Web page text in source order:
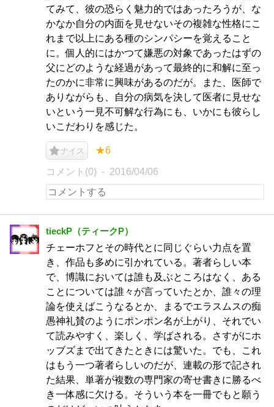
てみて、彼の恐らく魅力的ではあったろうが、な
かなか自分の内面を見せないその複雑な性格にこ
れまで以上にある種のシンパシーを覚えること
に。個人的にはかつて嫌悪の対象であったはずの
父にどのような経過があって最終的に和解に至っ
たのかに非常に興味があるのだが。また、医師で
ありながらも、自分の病気を決して医者に見せな
いという一見不可解な行為にも、いかにも彼らし
いこだわりを感じた。
ナイス ★6
コメント(0) 2016/04/06
tieckP（ティークP）
チェーホフとその時代とに同じぐらい力点を置
き、作品も多めに引かれている。著者らしい本
で、博識においては誰も及ぶところはなく、ある
ことについては誰々が言っていたとか、誰々の理
論を使えばこうなるとか、まるでエラスムスの痴
愚神礼賛のようにポンポン名が上がり、それでい
て読みやすく、楽しく、学ばされる。さすがにホ
ッブズまで出てきたときには驚いた。でも、これ
はもう一つ著者らしいのだが、連載の形で記され
た結果、単著が複数の専門家の寄せ書きに勝るべ
き一体感に欠ける。そういう本を一冊でもと願う